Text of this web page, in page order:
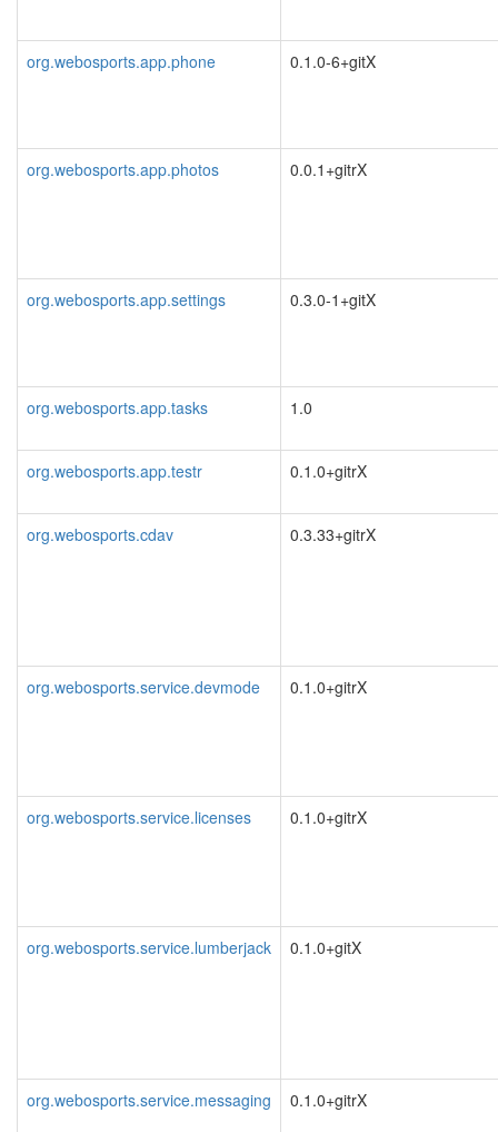
org.webosports.app.phone 0.1.0-6+gitX
org.webosports.app.photos 0.0.1+gitrX
org.webosports.app.settings 0.3.0-1+gitX
org.webosports.app.tasks 1.0
org.webosports.app.testr 0.1.0+gitrX
org.webosports.cdav 0.3.33+gitrX
org.webosports.service.devmode 0.1.0+gitrX
org.webosports.service.licenses 0.1.0+gitrX
org.webosports.service.lumberjack 0.1.0+gitX
org.webosports.service.messaging 0.1.0+gitrX